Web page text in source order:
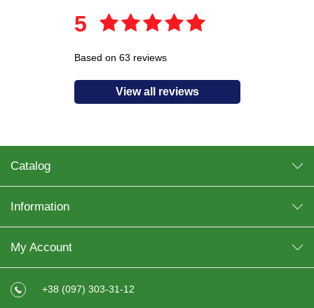
5
Based on 63 reviews
View all reviews
Catalog
Information
My Account
+38 (097) 303-31-12